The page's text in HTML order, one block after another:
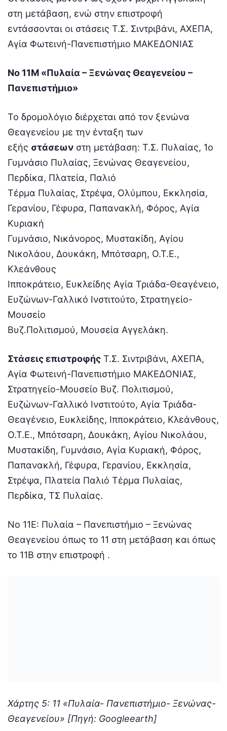
στη μετάβαση, ενώ στην επιστροφή
εντάσσονται οι στάσεις Τ.Σ. Σιντριβάνι, ΑΧΕΠΑ,
Αγία Φωτεινή-Πανεπιστήμιο ΜΑΚΕΔΟΝΙΑΣ
Νο 11Μ «Πυλαία – Ξενώνας Θεαγενείου –
Πανεπιστήμιο»
Το δρομολόγιο διέρχεται από τον ξενώνα
Θεαγενείου με την ένταξη των
εξής στάσεων στη μετάβαση: Τ.Σ. Πυλαίας, 1o
Γυμνάσιο Πυλαίας, Ξενώνας Θεαγενείου,
Περδίκα, Πλατεία, Παλιό
Τέρμα Πυλαίας, Στρέψα, Ολύμπου, Εκκλησία,
Γερανίου, Γέφυρα, Παπανακλή, Φόρος, Αγία
Κυριακή
Γυμνάσιο, Νικάνορος, Μυστακίδη, Αγίου
Νικολάου, Δουκάκη, Μπότσαρη, Ο.Τ.Ε.,
Κλεάνθους
Ιπποκράτειο, Ευκλείδης Αγία Τριάδα-Θεαγένειο,
Ευζώνων-Γαλλικό Ινστιτούτο, Στρατηγείο-
Μουσείο
Βυζ.Πολιτισμού, Μουσεία Αγγελάκη.
Στάσεις επιστροφής Τ.Σ. Σιντριβάνι, ΑΧΕΠΑ,
Αγία Φωτεινή-Πανεπιστήμιο ΜΑΚΕΔΟΝΙΑΣ,
Στρατηγείο-Μουσείο Βυζ. Πολιτισμού,
Ευζώνων-Γαλλικό Ινστιτούτο, Αγία Τριάδα-
Θεαγένειο, Ευκλείδης, Ιπποκράτειο, Κλεάνθους,
Ο.Τ.Ε., Μπότσαρη, Δουκάκη, Αγίου Νικολάου,
Μυστακίδη, Γυμνάσιο, Αγία Κυριακή, Φόρος,
Παπανακλή, Γέφυρα, Γερανίου, Εκκλησία,
Στρέψα, Πλατεία Παλιό Τέρμα Πυλαίας,
Περδίκα, ΤΣ Πυλαίας.
Νο 11Ε: Πυλαία – Πανεπιστήμιο – Ξενώνας
Θεαγενείου όπως το 11 στη μετάβαση και όπως
το 11Β στην επιστροφή .
Χάρτης 5: 11 «Πυλαία- Πανεπιστήμιο- Ξενώνας-
Θεαγενείου» [Πηγή: Googleearth]